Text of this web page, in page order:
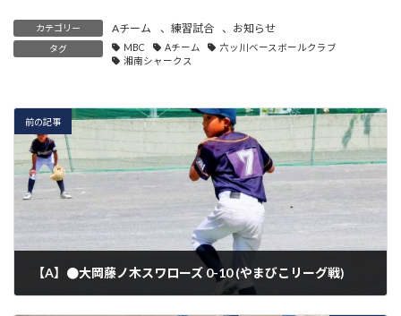
カテゴリー Aチーム 、 練習試合 、 お知らせ
タグ MBC Aチーム
六ッ川ベースボールクラブ
湘南シャークス
前の記事
【A】●大岡藤ノ木スワローズ 0-10 (やまびこリーグ戦)